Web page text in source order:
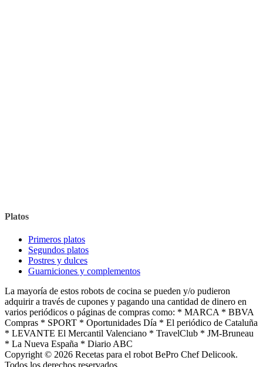
Platos
Primeros platos
Segundos platos
Postres y dulces
Guarniciones y complementos
La mayoría de estos robots de cocina se pueden y/o pudieron
adquirir a través de cupones y pagando una cantidad de dinero en
varios periódicos o páginas de compras como: * MARCA * BBVA
Compras * SPORT * Oportunidades Día * El periódico de Cataluña
* LEVANTE El Mercantil Valenciano * TravelClub * JM-Bruneau
* La Nueva España * Diario ABC
Copyright © 2026 Recetas para el robot BePro Chef Delicook.